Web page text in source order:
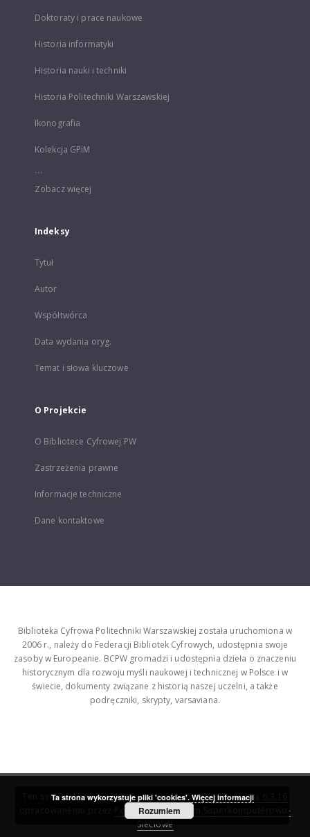
Doktoraty i prace naukowe
Historia informatyki
Historia nauki i techniki
Historia Politechniki Warszawskiej
Ikonografia
Kolekcja GPiM
...
Zobacz więcej
Indeksy
Tytuł
Autor
Współtwórca
Data wydania oryg.
Temat i słowa kluczowe
O Projekcie
O Bibliotece Cyfrowej PW
Zastrzeżenia prawne
Informacje techniczne
Dane kontaktowe
Biblioteka Cyfrowa Politechniki Warszawskiej została uruchomiona w
2006 r., należy do Federacji Bibliotek Cyfrowych, udostępnia swoje
zasoby w Europeanie. BCPW gromadzi i udostępnia dzieła o znaczeniu
historycznym dla rozwoju myśli naukowej i technicznej w Polsce i w
świecie, dokumenty związane z historią naszej uczelni, a także
podręczniki, skrypty, varsaviana.
Ten serwis działa dzięki oprogramowaniuDInGO dLibra 6.3.16
Poznańskie Centrum Superkomputerowo-
Sieciowe
Ta strona wykorzystuje pliki 'cookies'. Więcej informacji
Rozumiem